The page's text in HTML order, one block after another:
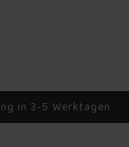
in 3-5 Werktagen